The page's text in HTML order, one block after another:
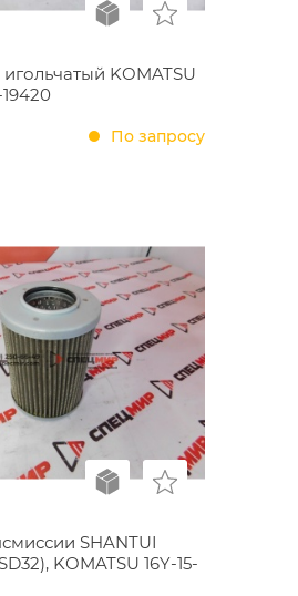
KOMATSU
19420
По запросу
SHANTUI
KOMATSU 16Y-15-